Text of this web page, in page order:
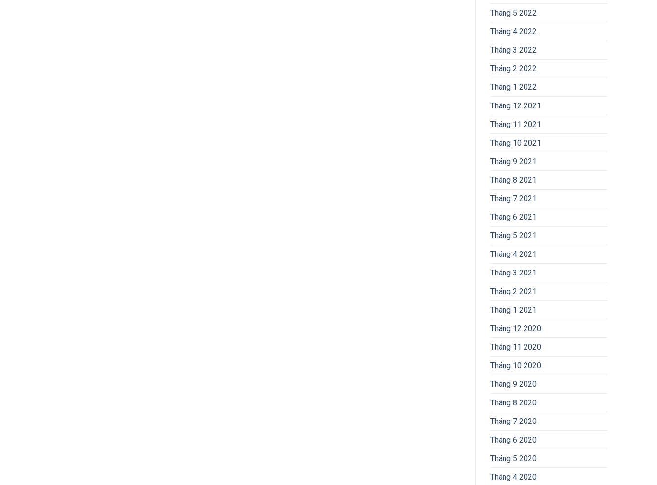
Tháng 5 2022
Tháng 4 2022
Tháng 3 2022
Tháng 2 2022
Tháng 1 2022
Tháng 12 2021
Tháng 11 2021
Tháng 10 2021
Tháng 9 2021
Tháng 8 2021
Tháng 7 2021
Tháng 6 2021
Tháng 5 2021
Tháng 4 2021
Tháng 3 2021
Tháng 2 2021
Tháng 1 2021
Tháng 12 2020
Tháng 11 2020
Tháng 10 2020
Tháng 9 2020
Tháng 8 2020
Tháng 7 2020
Tháng 6 2020
Tháng 5 2020
Tháng 4 2020